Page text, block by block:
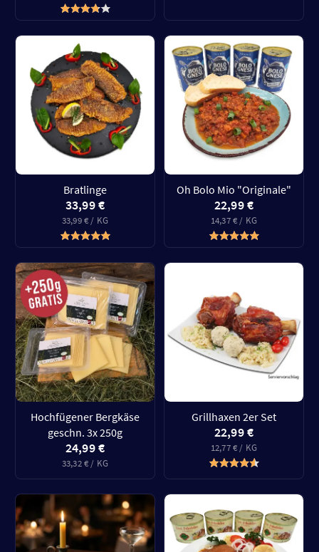
Bratlinge
33,99 €
33,99 € / KG
Oh Bolo Mio "Originale"
22,99 €
14,37 € / KG
Hochfügener Bergkäse
geschn. 3x 250g
24,99 €
33,32 € / KG
Grillhaxen 2er Set
22,99 €
12,77 € / KG